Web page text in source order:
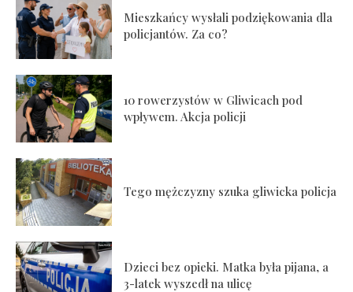
Mieszkańcy wysłali podziękowania dla
policjantów. Za co?
10 rowerzystów w Gliwicach pod
wpływem. Akcja policji
Tego mężczyzny szuka gliwicka policja
Dzieci bez opieki. Matka była pijana, a
3-latek wyszedł na ulicę